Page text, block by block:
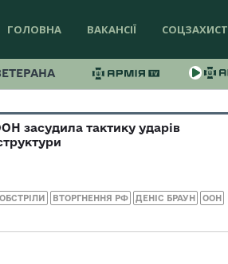
ГОЛОВНА ВАКАНСІЇ СОЦЗАХИСТ
засудила тактику ударів
ВТОРГНЕННЯ РФ ДЕНІС БРАУН ООН